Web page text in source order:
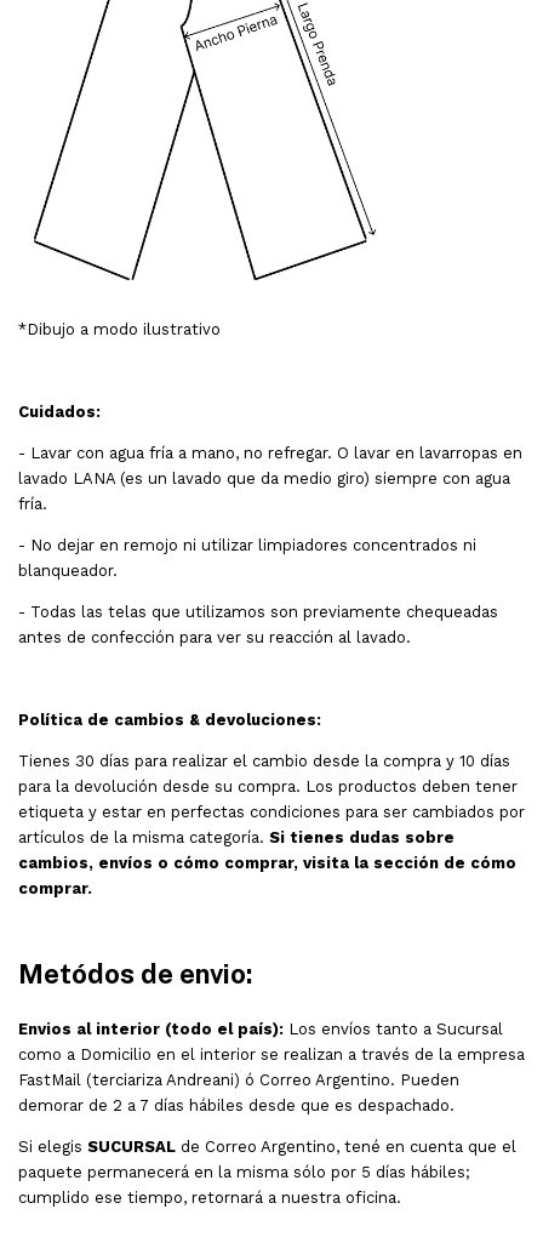
*Dibujo a modo ilustrativo
Cuidados:
- Lavar con agua fría a mano, no refregar. O lavar en lavarropas en
lavado LANA (es un lavado que da medio giro) siempre con agua
fría.
- No dejar en remojo ni utilizar limpiadores concentrados ni
blanqueador.
- Todas las telas que utilizamos son previamente chequeadas
antes de confección para ver su reacción al lavado.
Política de cambios & devoluciones:
Tienes 30 días para realizar el cambio desde la compra y 10 días
para la devolución desde su compra. Los productos deben tener
etiqueta y estar en perfectas condiciones para ser cambiados por
artículos de la misma categoría. Si tienes dudas sobre
cambios, envíos o cómo comprar, visita la sección de cómo
comprar.
Metódos de envio:
Envios al interior (todo el país): Los envíos tanto a Sucursal
como a Domicilio en el interior se realizan a través de la empresa
FastMail (terciariza Andreani) ó Correo Argentino. Pueden
demorar de 2 a 7 días hábiles desde que es despachado.
Si elegis SUCURSAL de Correo Argentino, tené en cuenta que el
paquete permanecerá en la misma sólo por 5 días hábiles;
cumplido ese tiempo, retornará a nuestra oficina.